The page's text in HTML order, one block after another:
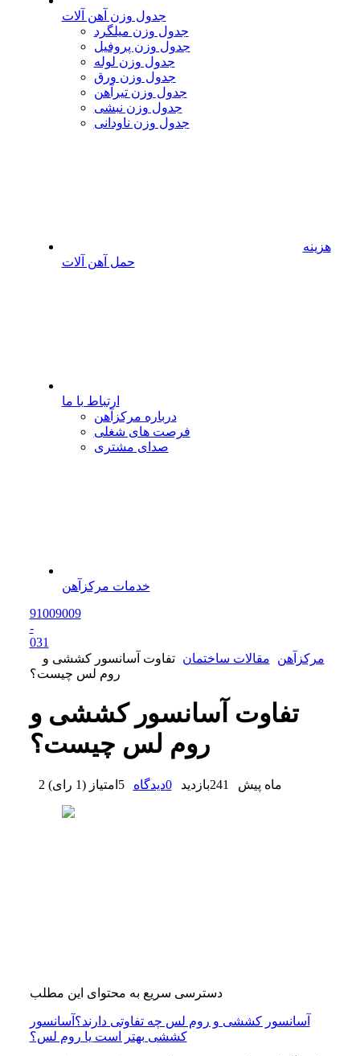
جدول وزن آهن آلات
جدول وزن میلگرد
جدول وزن پروفیل
جدول وزن لوله
جدول وزن ورق
جدول وزن تیرآهن
جدول وزن نبشی
جدول وزن ناودانی
هزینه
حمل آهن آلات
ارتباط با ما
درباره مرکزآهن
فرصت های شغلی
صدای مشتری
خدمات مرکزآهن
91009009
-
031
مرکزآهن
مقالات ساختمان
تفاوت آسانسور کششی و
روم لس چیست؟
تفاوت آسانسور کششی و
روم لس چیست؟
2 ماه پیش 241بازدید 0دیدگاه 5 امتیاز (1 رای )
دسترسی سریع به محتوای این مطلب
آسانسور کششی و روم لس چه تفاوتی دارند؟ آسانسور
کششی بهتر است یا روم لس؟